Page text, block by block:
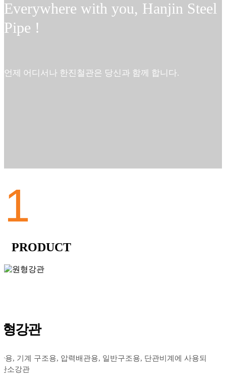
Everywhere with you, Hanjin Steel
Pipe !
언제 어디서나 한진철관은 당신과 함께 합니다.
PRODUCT
강관
용, 기계 구조용, 압력배관용, 일반구조용, 단관비계에 사용되
소강관